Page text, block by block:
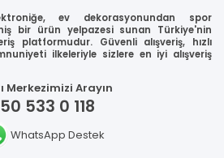
ev dekorasyonundan spor
bir ürün yelpazesi sunan Türkiye'nin
platformudur. Güvenli alışveriş, hızlı
ilkeleriyle sizlere en iyi alışveriş
Merkezimizi Arayın
533 0 118
WhatsApp Destek